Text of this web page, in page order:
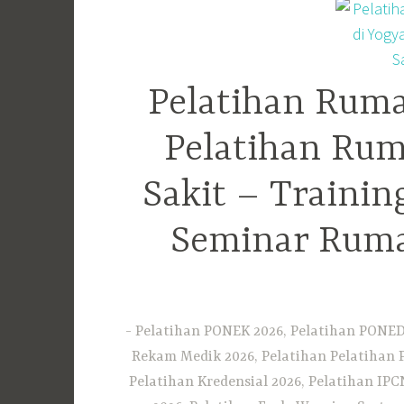
Pelatihan
Pelatihan
Sakit –
Seminar
Pelatihan PONEK 2026, Pelatihan
Rekam Medik 2026, Pelatihan Pelatihan
Pelatihan Kredensial 2026, Pelatihan